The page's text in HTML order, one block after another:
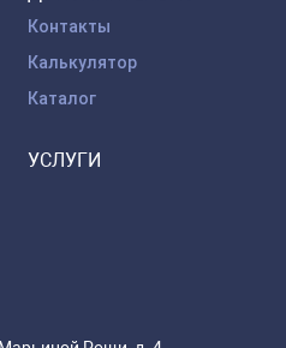
УСЛУГИ
Контакты
Калькулятор
Каталог